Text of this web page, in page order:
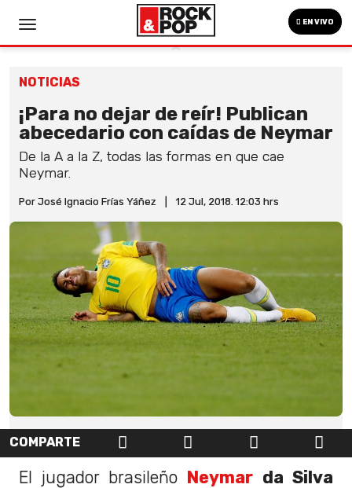
EN VIVO
NOTICIAS
¡Para no dejar de reír! Publican
abecedario con caídas de Neymar
De la A a la Z, todas las formas en que cae
Neymar.
Por José Ignacio Frías Yáñez 12 Jul, 2018. 12:03 hrs
COMPARTE
El jugador brasileño Neymar da Silva